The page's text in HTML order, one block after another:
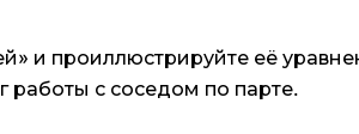
и проиллюстрируйте её
работы с соседом по парте.